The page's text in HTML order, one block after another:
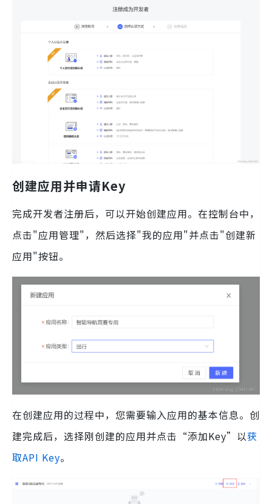
创建应用并申请Key
完成开发者注册后，可以开始创建应用。在控制台中，
点击"应用管理"，然后选择"我的应用"并点击"创建新
应用"按钮。
在创建应用的过程中，您需要输入应用的基本信息。创
建完成后，选择刚创建的应用并点击“添加Key”以获
取API Key。